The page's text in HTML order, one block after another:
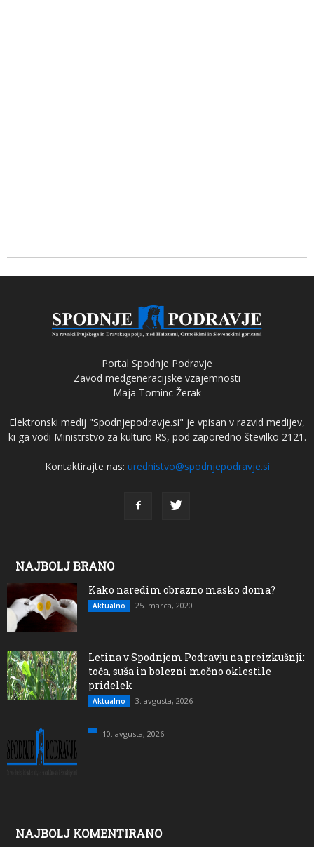
Portal Spodnje Podravje
Zavod medgeneracijske vzajemnosti
Maja Tominc Žerak
Elektronski medij "Spodnjepodravje.si" je vpisan v razvid medijev,
ki ga vodi Ministrstvo za kulturo RS, pod zaporedno številko 2121.
Kontaktirajte nas: urednistvo@spodnjepodravje.si
NAJBOLJ BRANO
Kako naredim obrazno masko doma?
Aktualno 25. marca, 2020
Letina v Spodnjem Podravju na preizkušnji:
toča, suša in bolezni močno oklestile
pridelek
Aktualno 3. avgusta, 2026
10. avgusta, 2026
NAJBOLJ KOMENTIRANO